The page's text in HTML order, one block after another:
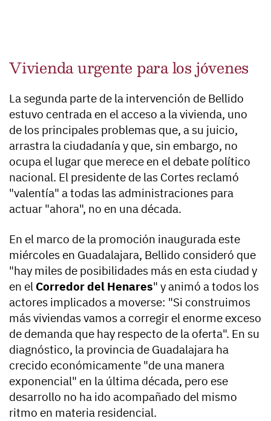
Vivienda urgente para los jóvenes
La segunda parte de la intervención de Bellido
estuvo centrada en el acceso a la vivienda, uno
de los principales problemas que, a su juicio,
arrastra la ciudadanía y que, sin embargo, no
ocupa el lugar que merece en el debate político
nacional. El presidente de las Cortes reclamó
"valentía" a todas las administraciones para
actuar "ahora", no en una década.
En el marco de la promoción inaugurada este
miércoles en Guadalajara, Bellido consideró que
"hay miles de posibilidades más en esta ciudad y
en el Corredor del Henares" y animó a todos los
actores implicados a moverse: "Si construimos
más viviendas vamos a corregir el enorme exceso
de demanda que hay respecto de la oferta". En su
diagnóstico, la provincia de Guadalajara ha
crecido económicamente "de una manera
exponencial" en la última década, pero ese
desarrollo no ha ido acompañado del mismo
ritmo en materia residencial.